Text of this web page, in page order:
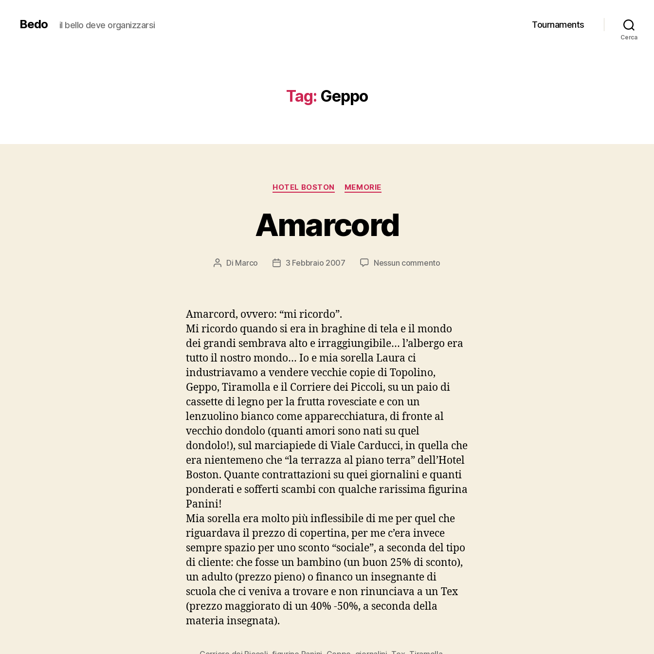
Bedo il bello deve organizzarsi Tournaments
Cerca
Tag: Geppo
Categorie
HOTEL BOSTON MEMORIE
Amarcord
Autore
Di Marco
Data3 Febbraio 2007 Nessun commentosu
Amarcord, ovvero: “mi ricordo”.
Mi ricordo quando si era in braghine di tela e il mondo
dei grandi sembrava alto e irraggiungibile… l’albergo era
tutto il nostro mondo… Io e mia sorella Laura ci
industriavamo a vendere vecchie copie di Topolino,
Geppo, Tiramolla e il Corriere dei Piccoli, su un paio di
cassette di legno per la frutta rovesciate e con un
lenzuolino bianco come apparecchiatura, di fronte al
vecchio dondolo (quanti amori sono nati su quel
dondolo!), sul marciapiede di Viale Carducci, in quella che
era nientemeno che “la terrazza al piano terra” dell’Hotel
Boston. Quante contrattazioni su quei giornalini e quanti
ponderati e sofferti scambi con qualche rarissima figurina
Panini!
Mia sorella era molto più inflessibile di me per quel che
riguardava il prezzo di copertina, per me c’era invece
sempre spazio per uno sconto “sociale”, a seconda del tipo
di cliente: che fosse un bambino (un buon 25% di sconto),
un adulto (prezzo pieno) o financo un insegnante di
scuola che ci veniva a trovare e non rinunciava a un Tex
(prezzo maggiorato di un 40% -50%, a seconda della
materia insegnata).